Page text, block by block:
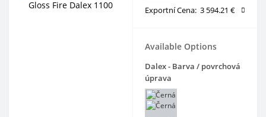
Exportní Cena: 3 594.21 €
Available Options
Dalex - Barva / povrchová
úprava